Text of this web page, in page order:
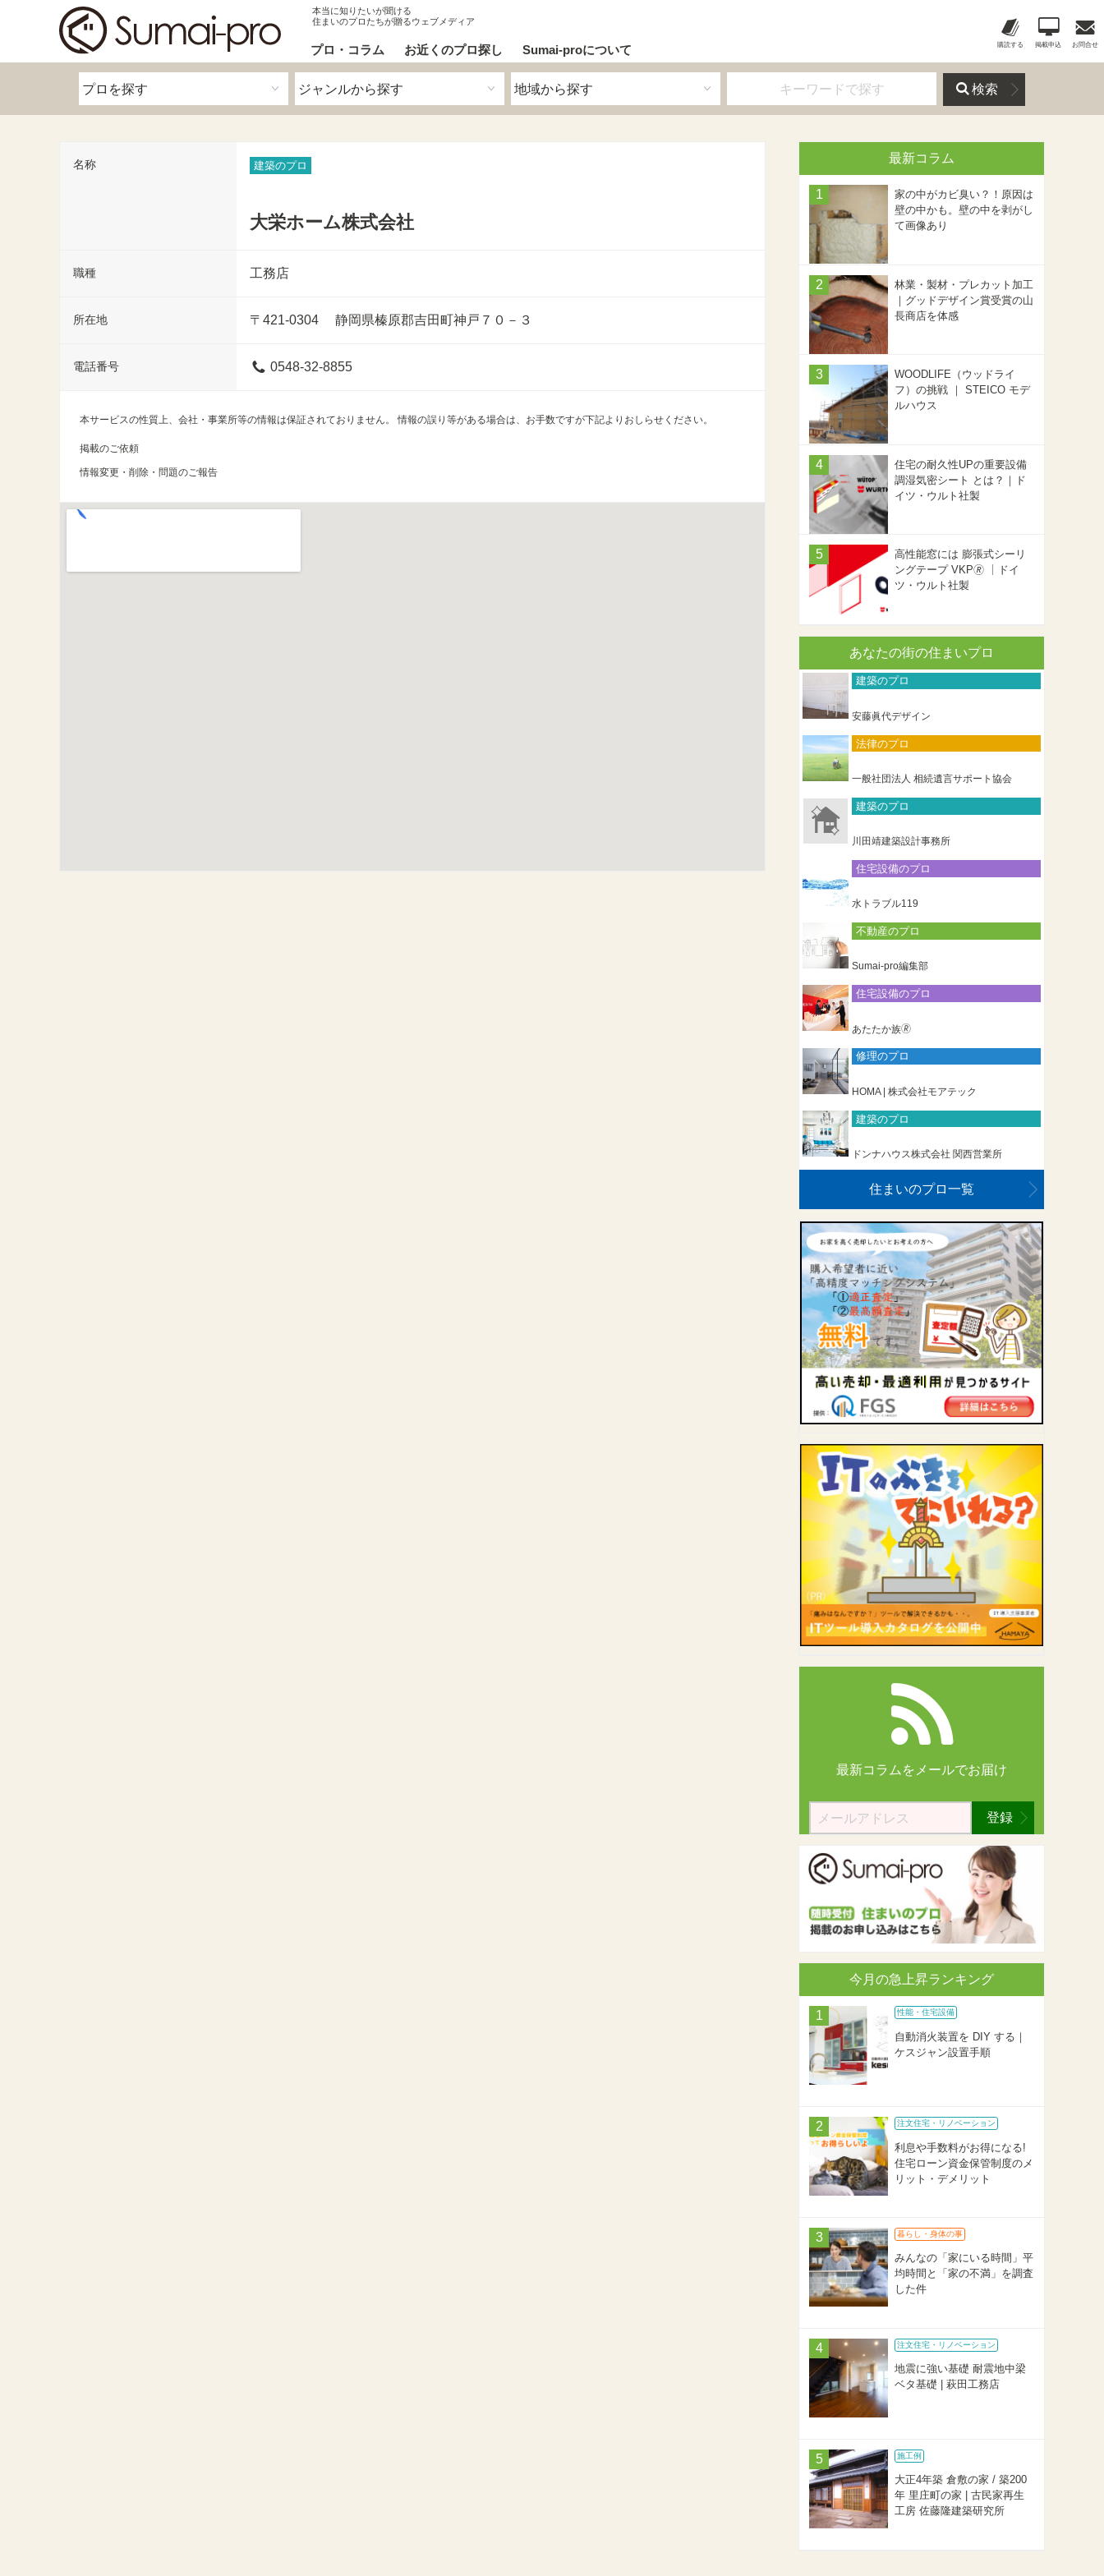
本当に知りたいが聞ける
住まいのプロたちが贈るウェブメディア
プロ・コラム お近くのプロ探し Sumai-proについて 購読する 掲載申込 お問合せ
検索
名称 建築のプロ
大栄ホーム株式会社
職種 工務店
所在地 〒421-0304 静岡県榛原郡吉田町神戸７０－３
電話番号 0548-32-8855
本サービスの性質上、会社・事業所等の情報は保証されておりません。 情報の誤り等がある場合は、お手数ですが下記よりおしらせください。
掲載のご依頼
情報変更・削除・問題のご報告
最新コラム
家の中がカビ臭い？！原因は
壁の中かも。壁の中を剥がし
て画像あり
林業・製材・プレカット加工
｜グッドデザイン賞受賞の山
長商店を体感
WOODLIFE（ウッドライ
フ）の挑戦 ｜ STEICO モデ
ルハウス
住宅の耐久性UPの重要設備
調湿気密シート とは？｜ド
イツ・ウルト社製
高性能窓には 膨張式シーリ
ングテープ VKP🄬 ｜ドイ
ツ・ウルト社製
あなたの街の住まいプロ
建築のプロ
安藤眞代デザイン
法律のプロ
一般社団法人 相続遺言サポート協会
建築のプロ
川田靖建築設計事務所
住宅設備のプロ
水トラブル119
不動産のプロ
Sumai-pro編集部
住宅設備のプロ
あたたか族🄬
修理のプロ
HOMA | 株式会社モアテック
建築のプロ
ドンナハウス株式会社 関西営業所
住まいのプロ一覧
最新コラムを メールでお届け
登録
今月の急上昇ランキング
性能・住宅設備
自動消火装置を DIY する｜
ケスジャン設置手順
注文住宅・リノベーション
利息や手数料がお得になる!
住宅ローン資金保管制度のメ
リット・デメリット
暮らし・身体の事
みんなの「家にいる時間」平
均時間と「家の不満」を調査
した件
注文住宅・リノベーション
地震に強い基礎 耐震地中梁
ベタ基礎 | 萩田工務店
施工例
大正4年築 倉敷の家 / 築200
年 里庄町の家 | 古民家再生
工房 佐藤隆建築研究所